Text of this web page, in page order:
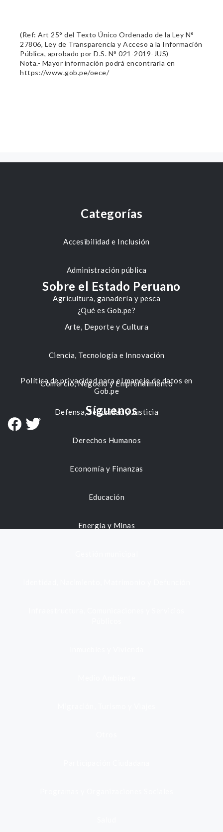
(Ref: Art 25° del Texto Único Ordenado de la Ley N°
27806, Ley de Transparencia y Acceso a la Información
Pública, aprobado por D.S. N° 021-2019-JUS)
Nota.- Mayor información podrá encontrarla en
https://www.gob.pe/oece/
Categorías
Accesibilidad e Inclusión
Administración pública
Agricultura, ganadería y pesca
Arte, Deporte y Cultura
Ciencia, Tecnología e Innovación
Comercio, Negocio y Emprendimiento
Defensa, Seguridad y Justicia
Derechos Humanos
Economía y Finanzas
Educación
Energía y Minas
Sobre el Estado Peruano
¿Qué es Gob.pe?
Política de privacidad para el manejo de datos en
Gob.pe
Síguenos